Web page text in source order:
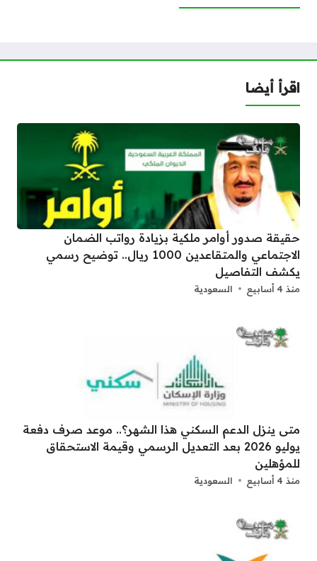
اقرأ أيضا
حقيقة صدور أوامر ملكية بزيادة رواتب الضمان
الاجتماعي والمتقاعدين 1000 ريال.. توضيح رسمي
يكشف التفاصيل
منذ 4 أسابيع السعودية
متى ينزل الدعم السكني هذا الشهر؟.. موعد صرف دفعة
يوليو 2026 بعد التعديل الرسمي وقيمة الاستحقاق
للمؤهلين
منذ 4 أسابيع السعودية